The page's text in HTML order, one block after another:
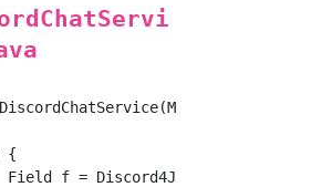
plugin) {
{
Field f =